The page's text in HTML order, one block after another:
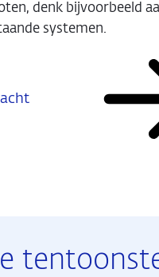
denk bijvoorbeeld
systemen.